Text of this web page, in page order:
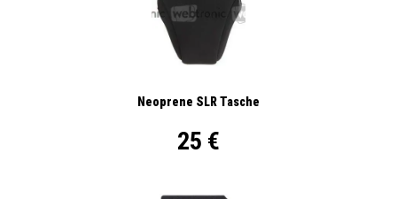
Neoprene SLR Tasche
25 €